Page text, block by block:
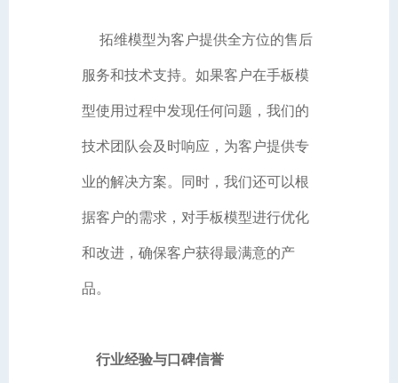
拓维模型为客户提供全方位的售后
服务和技术支持。如果客户在手板模
型使用过程中发现任何问题，我们的
技术团队会及时响应，为客户提供专
业的解决方案。同时，我们还可以根
据客户的需求，对手板模型进行优化
和改进，确保客户获得最满意的产
品。
行业经验与口碑信誉